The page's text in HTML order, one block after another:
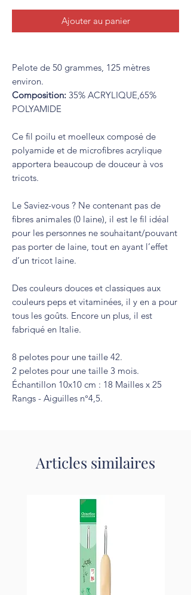
Ajouter au panier
Pelote de 50 grammes, 125 mètres
environ.
Composition: 35% ACRYLIQUE,65%
POLYAMIDE
Ce fil poilu et moelleux composé de
polyamide et de microfibres acrylique
apportera beaucoup de douceur à vos
tricots.
Le Saviez-vous ? Ne contenant pas de
fibres animales (0 laine), il est le fil idéal
pour les personnes ne souhaitant/pouvant
pas porter de laine, tout en ayant l’effet
d’un tricot laine.
Des couleurs douces et classiques aux
couleurs peps et vitaminées, il y en a pour
tous les goûts. Encore un plus, il est
fabriqué en Italie.
8 pelotes pour une taille 42.
2 pelotes pour une taille 3 mois.
Échantillon 10x10 cm : 18 Mailles x 25
Rangs - Aiguilles n°4,5.
Articles similaires